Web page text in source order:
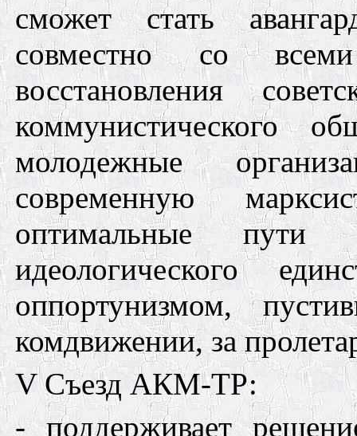
сможет стать
совместно со
восстановления
коммунистического
молодежные
современную
оптимальные пути
идеологического
оппортунизмом,
комдвижении, за
V Съезд АКМ-ТР:
- поддерживает